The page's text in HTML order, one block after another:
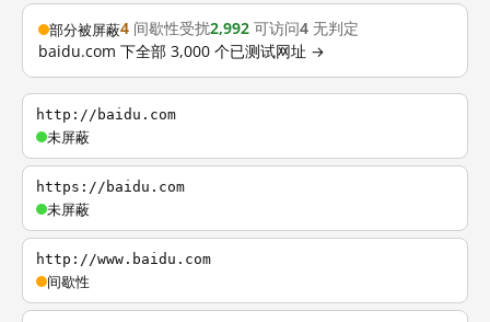
部分被屏蔽4 间歇性受扰2,992 可访问4 无判定
baidu.com 下全部 3,000 个已测试网址 →
http://baidu.com
未屏蔽
https://baidu.com
未屏蔽
http://www.baidu.com
间歇性